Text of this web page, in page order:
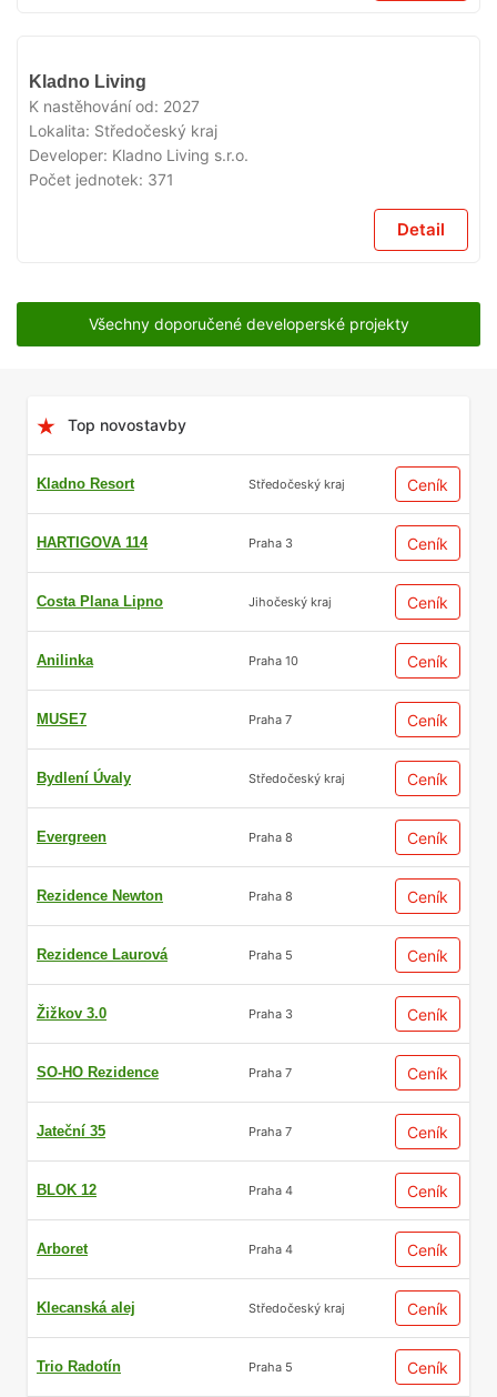
Kladno Living
K nastěhování od: 2027
Lokalita: Středočeský kraj
Developer: Kladno Living s.r.o.
Počet jednotek: 371
Detail
Všechny doporučené developerské projekty
Top novostavby
Kladno Resort Středočeský kraj Ceník
HARTIGOVA 114 Praha 3 Ceník
Costa Plana Lipno Jihočeský kraj Ceník
Anilinka Praha 10 Ceník
MUSE7 Praha 7 Ceník
Bydlení Úvaly Středočeský kraj Ceník
Evergreen Praha 8 Ceník
Rezidence Newton Praha 8 Ceník
Rezidence Laurová Praha 5 Ceník
Žižkov 3.0 Praha 3 Ceník
SO-HO Rezidence Praha 7 Ceník
Jateční 35 Praha 7 Ceník
BLOK 12 Praha 4 Ceník
Arboret Praha 4 Ceník
Klecanská alej Středočeský kraj Ceník
Trio Radotín Praha 5 Ceník